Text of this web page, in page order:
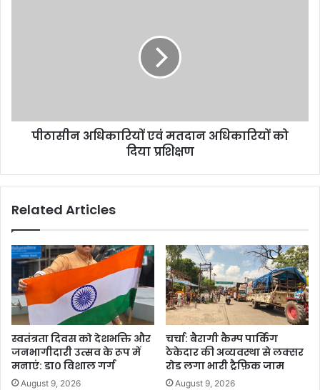
पीठासीन अधिकारियों एवं मतदान अधिकारियों को
दिया प्रशिक्षण
Related Articles
स्वतंत्रता दिवस को देशभक्ति और
जनभागीदारी उत्सव के रूप में
मनाएं: डा० विशाल गर्ग
August 9, 2026
चर्चा: बैरागी कैम्प पार्किंग
ठेकेदार की अव्यवस्था से लक्सर
रोड लगा भारी ट्रैफ़िक जाम
August 9, 2026